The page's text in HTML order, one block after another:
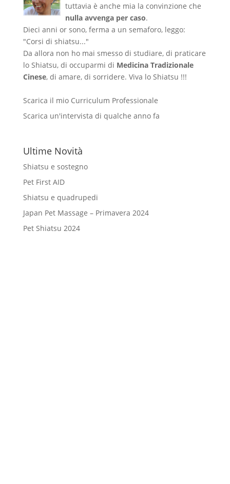
tuttavia è anche mia la convinzione che
nulla avvenga per caso.
Dieci anni or sono, ferma a un semaforo, leggo:
"Corsi di shiatsu..."
Da allora non ho mai smesso di studiare, di praticare
lo Shiatsu, di occuparmi di Medicina Tradizionale
Cinese, di amare, di sorridere. Viva lo Shiatsu !!!
Scarica il mio Curriculum Professionale
Scarica un'intervista di qualche anno fa
Ultime Novità
Shiatsu e sostegno
Pet First AID
Shiatsu e quadrupedi
Japan Pet Massage – Primavera 2024
Pet Shiatsu 2024